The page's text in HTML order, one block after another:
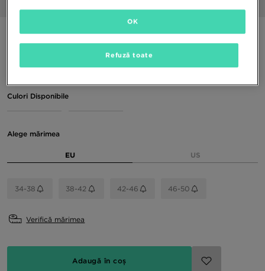
NIKE ȘOSETE 3-PACK CUSHIONED CREW
69,99 RON
Culori Disponibile
Alege mărimea
EU US
34-38 38-42 42-46 46-50
Verifică mărimea
Adaugă în coș
Refuză toate
OK